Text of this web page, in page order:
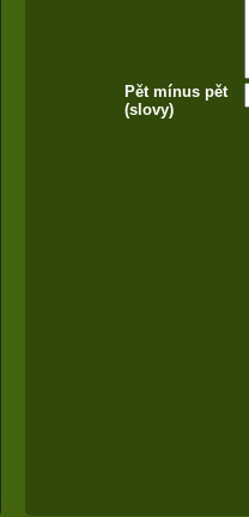
Pět mínus pět
(slovy)